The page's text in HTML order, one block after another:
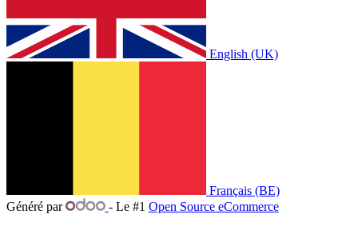
English (UK)
Français (BE)
Généré par
- Le #1 Open Source eCommerce